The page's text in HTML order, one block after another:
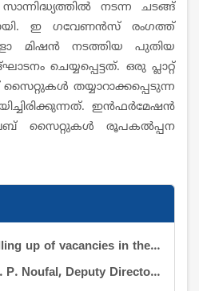
നടന്ന ചടങ്ങ്
ഇ ഗവേണൻസ് രംഗത്ത്
മിഷൻ നടത്തിയ പുതിയ
ചെയ്യപ്പെട്ടത്. ഒരു പ്ലാറ്റ്
തയ്യാറാക്കപ്പെടുന്ന
ഇൻഫർമേഷൻ
സൈറ്റുകൾ രൂപകൽപ്പന
Notification for Filling up of vacancies in the Posts of Deputy Director (Research & Development) and Deputy Director (Operation & Maintenance) in the INFORMATION KERALA MISSION
Relieving of Dr. K. P. Noufal, Deputy Director (R&D) from Information Kerala Mission service and transfer of charge